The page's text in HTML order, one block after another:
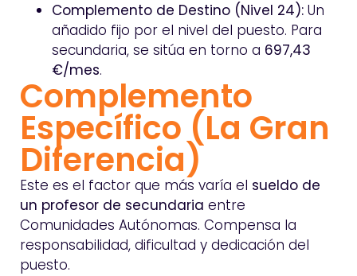
Complemento de Destino (Nivel 24): Un
añadido fijo por el nivel del puesto. Para
secundaria, se sitúa en torno a 697,43
€/mes.
Complemento
Específico (La Gran
Diferencia)
Este es el factor que más varía el sueldo de
un profesor de secundaria entre
Comunidades Autónomas. Compensa la
responsabilidad, dificultad y dedicación del
puesto.